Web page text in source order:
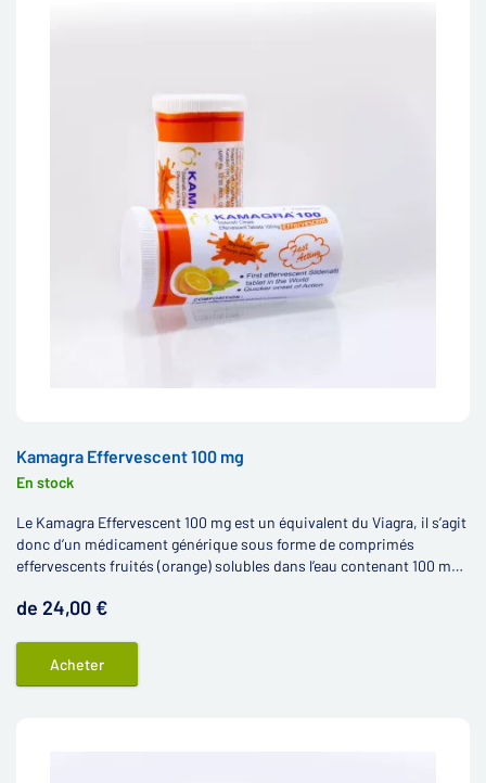
Kamagra Effervescent 100 mg
En stock
Le Kamagra Effervescent 100 mg est un équivalent du Viagra, il s’agit
donc d’un médicament générique sous forme de comprimés
effervescents fruités (orange) solubles dans l’eau contenant 100 mg
de 24,00 €
Acheter